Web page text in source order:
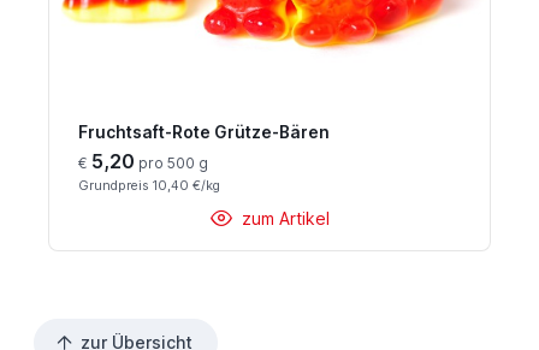
Fruchtsaft-Rote Grütze-Bären
€ 5,20 pro 500 g
Grundpreis 10,40 €/kg
zum Artikel
zur Übersicht